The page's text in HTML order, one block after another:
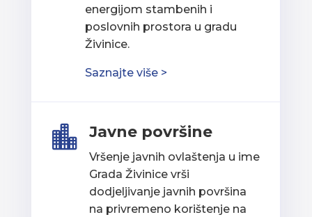
energijom stambenih i
poslovnih prostora u gradu
Živinice.
Saznajte više >
 Javne površine
Vršenje javnih ovlaštenja u ime
Grada Živinice vrši
dodjeljivanje javnih površina
na privremeno korištenje na